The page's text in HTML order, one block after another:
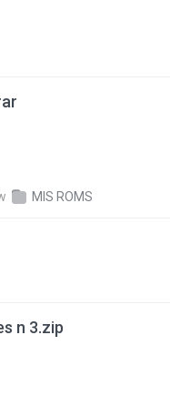
MIS ROMS
n 3.zip